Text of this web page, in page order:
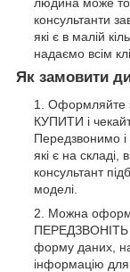
консультанти
які є в малій
надаємо всім
Як замовити
Оформляйте
КУПИТИ і
Передзвонимо
які є на
консультант
моделі.
Можна
ПЕРЕДЗВОНІТЬ
форму даних,
інформацію